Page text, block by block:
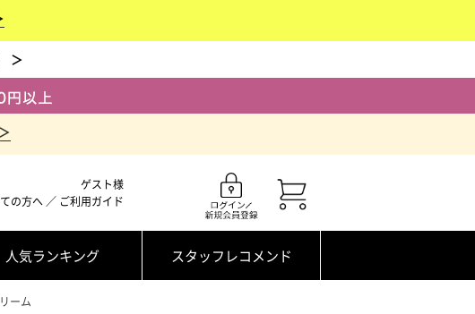
＞
ゲスト様
の方へ ／ ご利用ガイド
人気ランキング スタッフレコメンド
ーム